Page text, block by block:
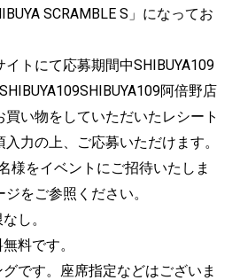
SCRAMBLE S」になってお
トにて応募期間中SHIBUYA109
阿倍野店
い物をしていただいたレシート
力の上、ご応募いただけます。
様をイベントにご招待いたしま
をご参照ください。
し。
料です。
です。座席指定などはございま